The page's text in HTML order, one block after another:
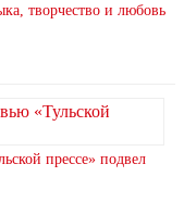
творчество и любовь
прессе» подвел